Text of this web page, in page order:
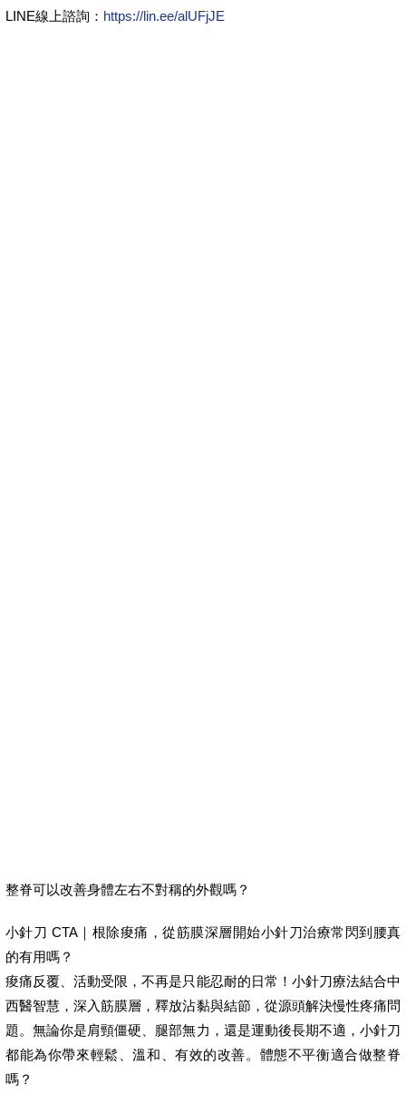
LINE線上諮詢： https://lin.ee/alUFjJE
整脊可以改善身體左右不對稱的外觀嗎？
小針刀 CTA｜根除痠痛，從筋膜深層開始小針刀治療常閃到腰真
的有用嗎？
痠痛反覆、活動受限，不再是只能忍耐的日常！小針刀療法結合中
西醫智慧，深入筋膜層，釋放沾黏與結節，從源頭解決慢性疼痛問
題。無論你是肩頸僵硬、腿部無力，還是運動後長期不適，小針刀
都能為你帶來輕鬆、溫和、有效的改善。體態不平衡適合做整脊
嗎？